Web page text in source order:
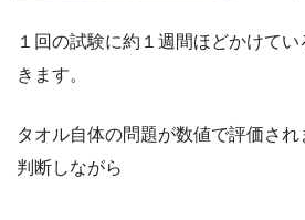
１回の試験に約１週間ほどかけて
きます。
タオル自体の問題が数値で評価さ
判断しながら